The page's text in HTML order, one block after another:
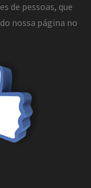
de pessoas, que
nossa página no